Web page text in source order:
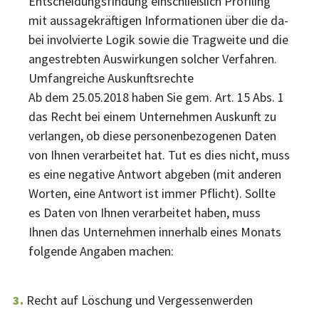
mit aussagekräftigen Informationen über die da-
bei involvierte Logik sowie die Tragweite und die
angestrebten Auswirkungen solcher Verfahren.
Umfangreiche Auskunftsrechte
Ab dem 25.05.2018 haben Sie gem. Art. 15 Abs. 1
das Recht bei einem Unternehmen Auskunft zu
verlangen, ob diese personenbezogenen Daten
von Ihnen verarbeitet hat. Tut es dies nicht, muss
es eine negative Antwort abgeben (mit anderen
Worten, eine Antwort ist immer Pflicht). Sollte
es Daten von Ihnen verarbeitet haben, muss
Ihnen das Unternehmen innerhalb eines Monats
folgende Angaben machen:
Recht auf Löschung und Vergessenwerden